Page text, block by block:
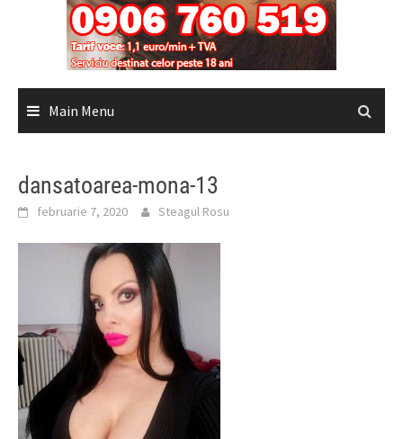
Main Menu
dansatoarea-mona-13
februarie 7, 2020 Steagul Rosu